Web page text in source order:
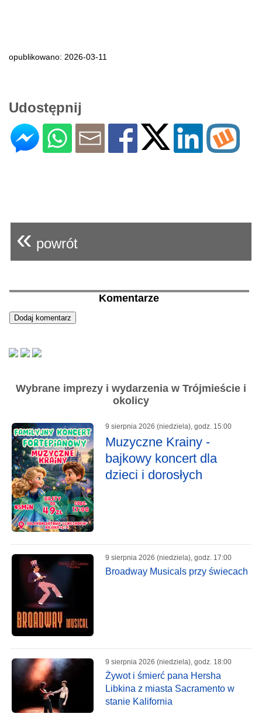
opublikowano: 2026-03-11
Udostępnij
« powrót
Komentarze
Wybrane imprezy i wydarzenia w Trójmieście i
okolicy
9 sierpnia 2026 (niedziela), godz. 15:00
Muzyczne Krainy -
bajkowy koncert dla
dzieci i dorosłych
9 sierpnia 2026 (niedziela), godz. 17:00
Broadway Musicals przy świecach
9 sierpnia 2026 (niedziela), godz. 18:00
Żywot i śmierć pana Hersha
Libkina z miasta Sacramento w
stanie Kalifornia